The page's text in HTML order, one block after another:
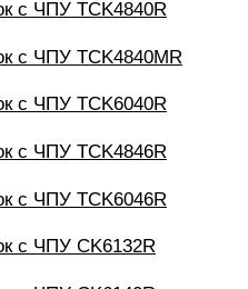
с ЧПУ TCK4840R
с ЧПУ TCK4840MR
с ЧПУ TCK6040R
с ЧПУ TCK4846R
с ЧПУ TCK6046R
с ЧПУ CK6132R